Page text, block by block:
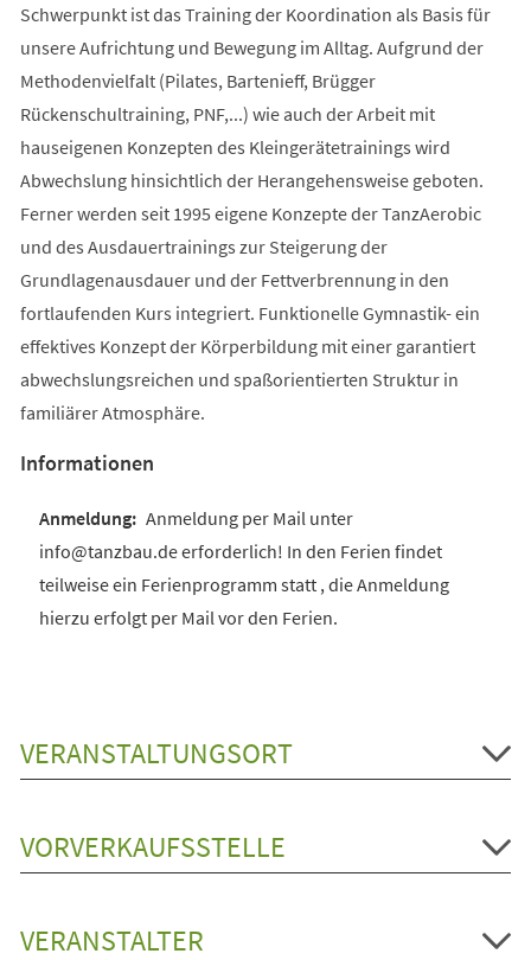
Schwerpunkt ist das Training der Koordination als Basis für
unsere Aufrichtung und Bewegung im Alltag. Aufgrund der
Methodenvielfalt (Pilates, Bartenieff, Brügger
Rückenschultraining, PNF,...) wie auch der Arbeit mit
hauseigenen Konzepten des Kleingerätetrainings wird
Abwechslung hinsichtlich der Herangehensweise geboten.
Ferner werden seit 1995 eigene Konzepte der TanzAerobic
und des Ausdauertrainings zur Steigerung der
Grundlagenausdauer und der Fettverbrennung in den
fortlaufenden Kurs integriert. Funktionelle Gymnastik- ein
effektives Konzept der Körperbildung mit einer garantiert
abwechslungsreichen und spaßorientierten Struktur in
familiärer Atmosphäre.
Informationen
Anmeldung per Mail unter
info@tanzbau.de erforderlich! In den Ferien findet
teilweise ein Ferienprogramm statt , die Anmeldung
hierzu erfolgt per Mail vor den Ferien.
VERANSTALTUNGSORT
VORVERKAUFSSTELLE
VERANSTALTER